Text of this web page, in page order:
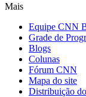
Mais
Equipe CNN
Grade de
Blogs
Colunas
Fórum CNN
Mapa do site
Distribuição